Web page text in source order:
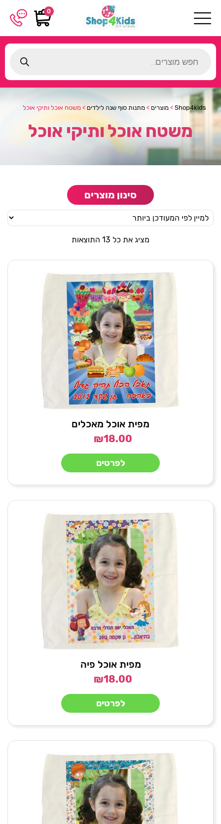
0
search
Shop4kids
> מוצרים > מתנות סוף שנה לילדים > משטח אוכל ותיקי אוכל
משטח אוכל ותיקי אוכל
סינון מוצרים
מציג את כל 13 התוצאות
מפית אוכל מאכלים
₪18.00
לפרטים
מפית אוכל פיה
₪18.00
לפרטים